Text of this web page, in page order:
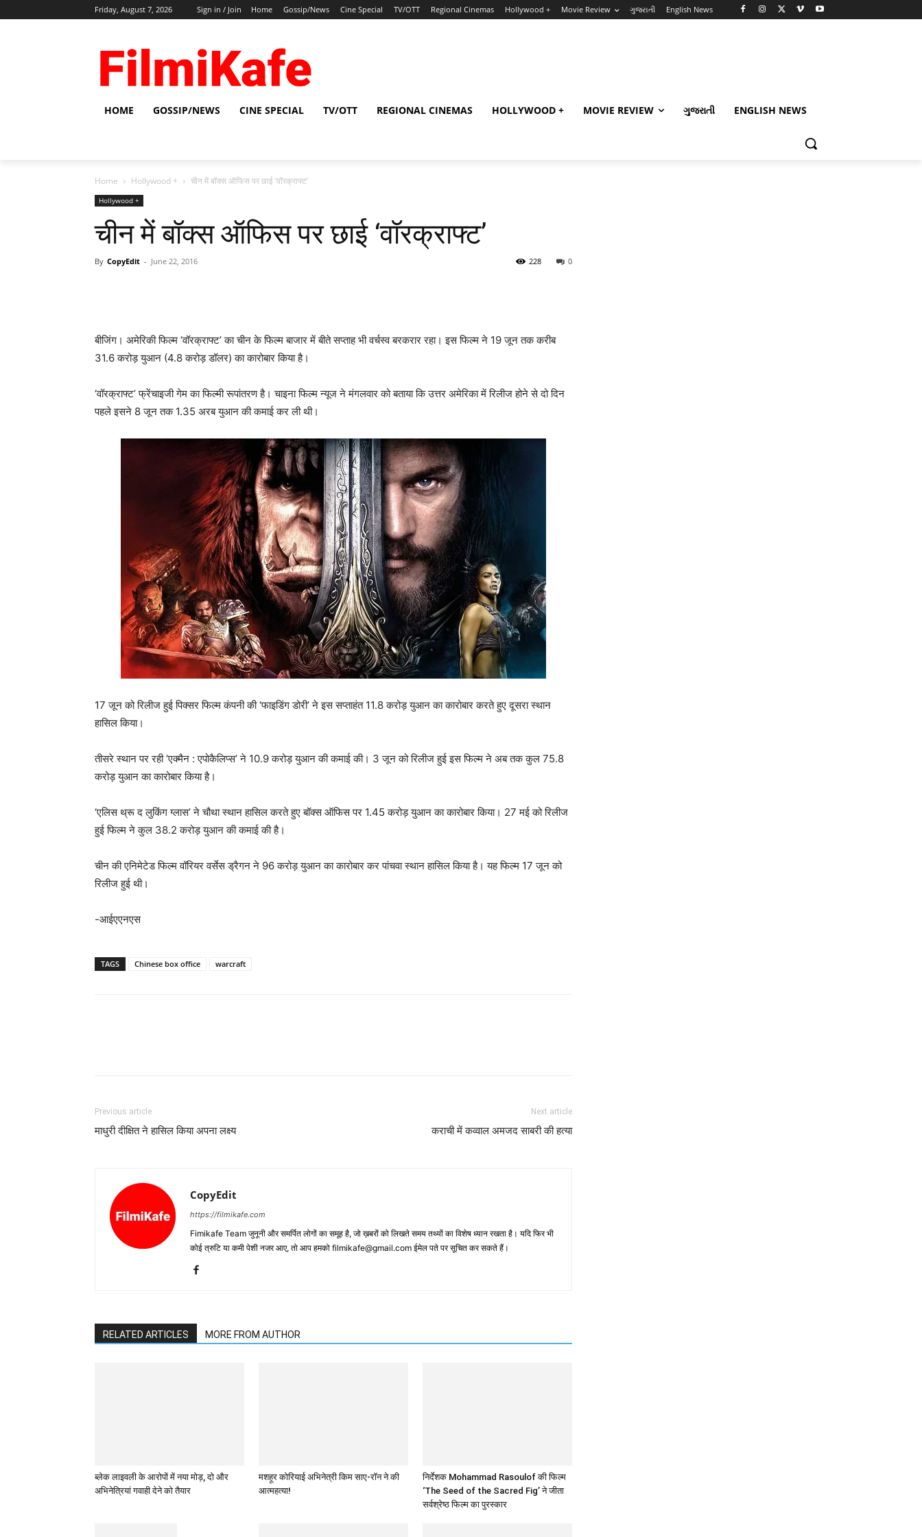
Friday, August 7, 2026 Sign in / Join Home Gossip/News Cine Special TV/OTT Regional Cinemas Hollywood + Movie Review ગુજરાતી English News
HOME GOSSIP/NEWS CINE SPECIAL TV/OTT REGIONAL CINEMAS HOLLYWOOD + MOVIE REVIEW ગુજરાતી ENGLISH NEWS
Home Hollywood + चीन में बॉक्स ऑफिस पर छाई ‘वॉरक्राफ्ट’
Hollywood +
चीन में बॉक्स ऑफिस पर छाई ‘वॉरक्राफ्ट’
By CopyEdit - June 22, 2016 0
228
बीजिंग। अमेरिकी फिल्म ‘वॉरक्राफ्ट’ का चीन के फिल्म बाजार में बीते सप्ताह भी वर्चस्व बरकरार रहा। इस फिल्म ने 19 जून तक करीब
31.6 करोड़ युआन (4.8 करोड़ डॉलर) का कारोबार किया है।
‘वॉरक्राफ्ट’ फ्रेंचाइजी गेम का फिल्मी रूपांतरण है। चाइना फिल्म न्यूज ने मंगलवार को बताया कि उत्तर अमेरिका में रिलीज होने से दो दिन
पहले इसने 8 जून तक 1.35 अरब युआन की कमाई कर ली थी।
17 जून को रिलीज हुई पिक्सर फिल्म कंपनी की ‘फाइडिंग डोरी’ ने इस सप्ताहंत 11.8 करोड़ युआन का कारोबार करते हुए दूसरा स्थान
हासिल किया।
तीसरे स्थान पर रही ‘एक्मैन : एपोकैलिप्स’ ने 10.9 करोड़ युआन की कमाई की। 3 जून को रिलीज हुई इस फिल्म ने अब तक कुल 75.8
करोड़ युआन का कारोबार किया है।
‘एलिस थ्रू द लुकिंग ग्लास’ ने चौथा स्थान हासिल करते हुए बॉक्स ऑफिस पर 1.45 करोड़ युआन का कारोबार किया। 27 मई को रिलीज
हुई फिल्म ने कुल 38.2 करोड़ युआन की कमाई की है।
चीन की एनिमेटेड फिल्म वॉरियर वर्सेस ड्रैगन ने 96 करोड़ युआन का कारोबार कर पांचवा स्थान हासिल किया है। यह फिल्म 17 जून को
रिलीज हुई थी।
-आईएएनएस
TAGS Chinese box office warcraft
Previous article
माधुरी दीक्षित ने हासिल किया अपना लक्ष्‍य
Next article
कराची में कव्‍वाल अमजद साबरी की हत्‍या
CopyEdit
https://filmikafe.com
Fimikafe Team जुनूनी और समर्पित लोगों का समूह है, जो ख़बरों को लिखते समय तथ्‍यों का विशेष ध्‍यान रखता है। यदि फिर भी
कोई त्रुटि या कमी पेशी नजर आए, तो आप हमको filmikafe@gmail.com ईमेल पते पर सूचित कर सकते हैं।
RELATED ARTICLES MORE FROM AUTHOR
ब्लेक लाइवली के आरोपों में नया मोड़, दो और
अभिनेत्रियां गवाही देने को तैयार
मशहूर कोरियाई अभिनेत्री किम साए-रॉन ने की
आत्महत्या!
निर्देशक Mohammad Rasoulof की फिल्म
‘The Seed of the Sacred Fig’ ने जीता
सर्वश्रेष्ठ फिल्म का पुरस्कार